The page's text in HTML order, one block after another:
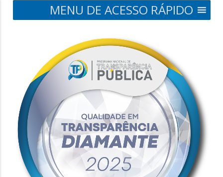
MENU DE ACESSO RÁPIDO